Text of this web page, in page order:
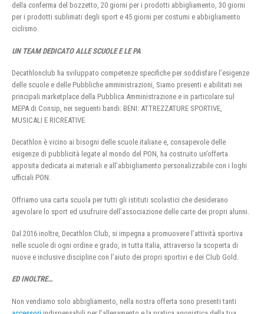
della conferma del bozzetto, 20 giorni per i prodotti abbigliamento, 30 giorni
per i prodotti sublimati degli sport e 45 giorni per costumi e abbigliamento
ciclismo.
UN TEAM DEDICATO ALLE SCUOLE E LE PA
Decathlonclub ha sviluppato competenze specifiche per soddisfare l’esigenze
delle scuole e delle Pubbliche amministrazioni, Siamo presenti e abilitati nei
principali marketplace della Pubblica Amministrazione e in particolare sul
MEPA di Consip, nei seguenti bandi: BENI: ATTREZZATURE SPORTIVE,
MUSICALI E RICREATIVE
Decathlon è vicino ai bisogni delle scuole italiane e, consapevole delle
esigenze di pubblicità legate al mondo del PON, ha costruito un’offerta
apposita dedicata ai materiali e all’abbigliamento personalizzabile con i loghi
ufficiali PON.
Offriamo una carta scuola per tutti gli istituti scolastici che desiderano
agevolare lo sport ed usufruire dell’associazione delle carte dei propri alunni.
Dal 2016 inoltre, Decathlon Club, si impegna a promuovere l’attività sportiva
nelle scuole di ogni ordine e grado, in tutta Italia, attraverso la scoperta di
nuove e inclusive discipline con l’aiuto dei propri sportivi e dei Club Gold.
ED INOLTRE…
Non vendiamo solo abbigliamento, nella nostra offerta sono presenti tanti